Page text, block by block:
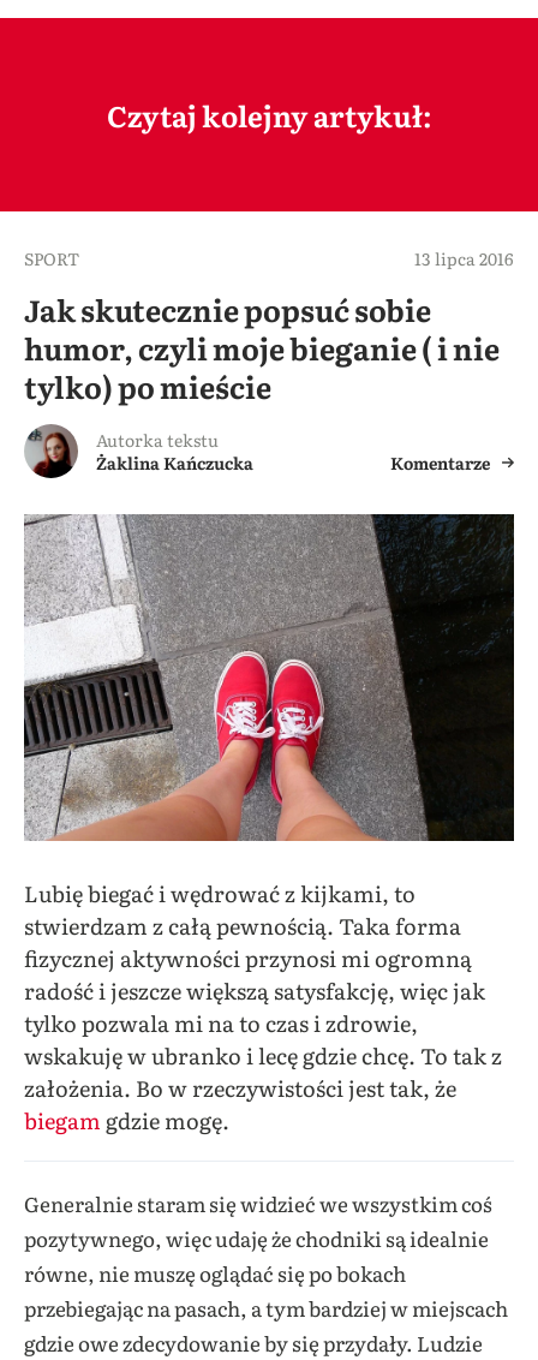
Czytaj kolejny artykuł:
SPORT 13 lipca 2016
Jak skutecznie popsuć sobie
humor, czyli moje bieganie ( i nie
tylko) po mieście
Autorka tekstu
Żaklina Kańczucka
Komentarze
Lubię biegać i wędrować z kijkami, to
stwierdzam z całą pewnością. Taka forma
fizycznej aktywności przynosi mi ogromną
radość i jeszcze większą satysfakcję, więc jak
tylko pozwala mi na to czas i zdrowie,
wskakuję w ubranko i lecę gdzie chcę. To tak z
założenia. Bo w rzeczywistości jest tak, że
biegam gdzie mogę.
Generalnie staram się widzieć we wszystkim coś
pozytywnego, więc udaję że chodniki są idealnie
równe, nie muszę oglądać się po bokach
przebiegając na pasach, a tym bardziej w miejscach
gdzie owe zdecydowanie by się przydały. Ludzie